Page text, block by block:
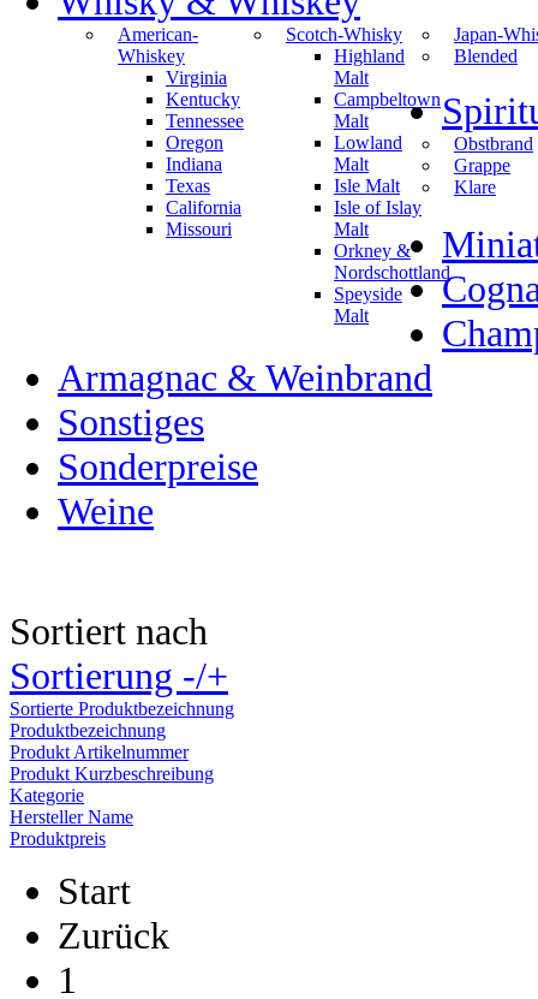
American-
Whiskey
Virginia
Kentucky
Tennessee
Oregon
Indiana
Texas
California
Missouri
Scotch-Whisky
Highland
Malt
Campbeltown
Malt
Lowland
Malt
Isle Malt
Isle of Islay
Malt
Orkney &
Nordschottland
Speyside
Malt
Japan-
Blended
Obstbrand
Grappe
Klare
Armagnac & Weinbrand
Sonstiges
Sonderpreise
Weine
Sortiert nach
Sortierung -/+
Sortierte Produktbezeichnung
Produktbezeichnung
Produkt Artikelnummer
Produkt Kurzbeschreibung
Kategorie
Hersteller Name
Produktpreis
Start
Zurück
1